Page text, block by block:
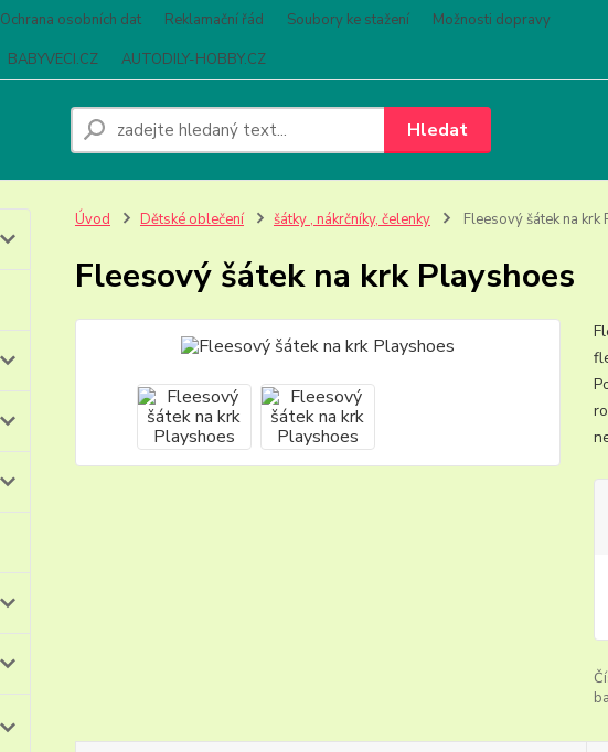
Ochrana osobních dat Reklamační řád Soubory ke stažení
Možnosti dopravy
BABYVECI.CZ AUTODILY-HOBBY.CZ
Hledat
Úvod Dětské oblečení šátky , nákrčníky, čelenky Fleesový šátek na krk
Fleesový šátek na krk Playshoes